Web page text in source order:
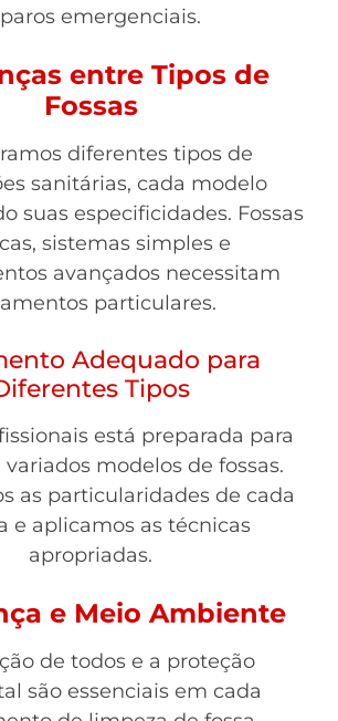
emergenciais.
entre Tipos de
Fossas
diferentes tipos de
sanitárias, cada modelo
suas especificidades. Fossas
sistemas simples e
avançados necessitam
particulares.
Adequado para
Tipos
está preparada para
modelos de fossas.
as particularidades de cada
e aplicamos as técnicas
apropriadas.
e Meio Ambiente
de todos e a proteção
são essenciais em cada